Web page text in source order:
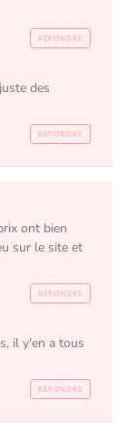
RÉPONDRE
des
RÉPONDRE
ont bien
sur le site et
RÉPONDRE
il y'en a tous
RÉPONDRE